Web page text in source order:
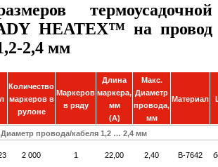
термоусадочной
HEATEX™ на провод
2,4 мм
Количество
маркеров в
рулоне
Маркеров
в ряду
Длина
маркера,
мм
(A)
Макс.
Диаметр
провода,
мм
Материал
Диаметр провода/кабеля 1,2 … 2,4 мм
2 000 1 22,00 2,40 B-7642